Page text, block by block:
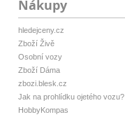
Nákupy
hledejceny.cz
Zboží Živě
Osobní vozy
Zboží Dáma
zbozi.blesk.cz
Jak na prohlídku ojetého vozu?
HobbyKompas